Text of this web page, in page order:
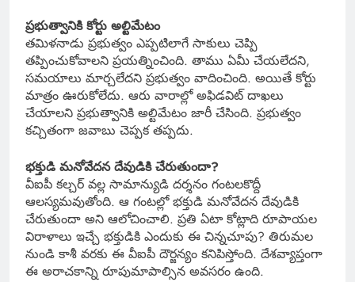
ప్రభుత్వానికి కోర్టు అల్టిమేటం
తమిళనాడు ప్రభుత్వం ఎప్పటిలాగే సాకులు చెప్పి
తప్పించుకోవాలని ప్రయత్నించింది. తాము ఏమీ చేయలేదని,
సమయాలు మార్చలేదని ప్రభుత్వం వాదించింది. అయితే కోర్టు
మాత్రం ఊరుకోలేదు. ఆరు వారాల్లో అఫిడవిట్ దాఖలు
చేయాలని ప్రభుత్వానికి అల్టిమేటం జారీ చేసింది. ప్రభుత్వం
కచ్చితంగా జవాబు చెప్పక తప్పదు.
భక్తుడి మనోవేదన దేవుడికి చేరుతుందా?
వీఐపీ కల్చర్ వల్ల సామాన్యుడి దర్శనం గంటలకొద్దీ
ఆలస్యమవుతోంది. ఆ గంటల్లో భక్తుడి మనోవేదన దేవుడికి
చేరుతుందా అని ఆలోచించాలి. ప్రతి ఏటా కోట్లాది రూపాయల
విరాళాలు ఇచ్చే భక్తుడికి ఎందుకు ఈ చిన్నచూపు? తిరుమల
నుండి కాశీ వరకు ఈ వీఐపీ దౌర్జన్యం కనిపిస్తోంది. దేశవ్యాప్తంగా
ఈ అరాచకాన్ని రూపుమాపాల్సిన అవసరం ఉంది.